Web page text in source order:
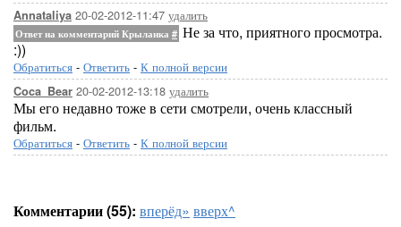
Annataliya 20-02-2012-11:47 удалить
Ответ на комментарий Крыланка # Не за что, приятного просмотра.
:))
Обратиться - Ответить - К полной версии
Coca_Bear 20-02-2012-13:18 удалить
Мы его недавно тоже в сети смотрели, очень классный
фильм.
Обратиться - Ответить - К полной версии
Комментарии (55): вперёд» вверх^